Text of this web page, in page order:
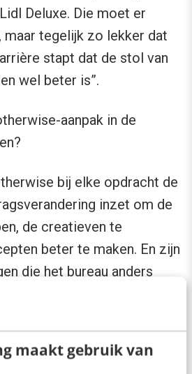
maakt gebruik van
Deluxe. Die moet er
maar tegelijk zo lekker dat
stapt dat de stol van
wel beter is”.
aanpak in de
bij elke opdracht de
inzet om de
de creatieven te
beter te maken. En zijn
die het bureau anders
staat voor anders
Dat betekent onder
voor onze klanten.